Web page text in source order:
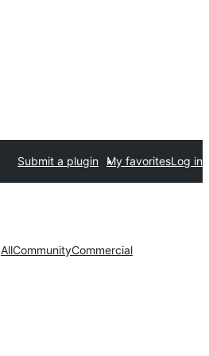
Submit a plugin My favoritesLog in
AllCommunityCommercial